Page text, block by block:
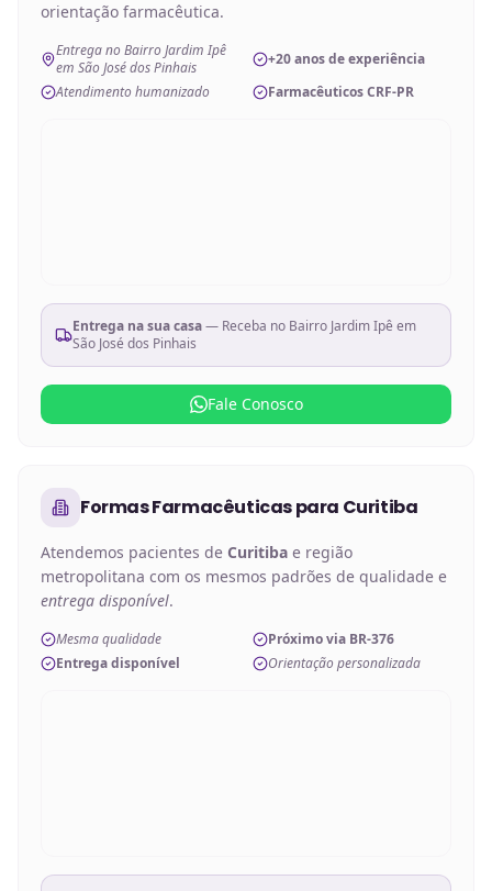
orientação farmacêutica.
Entrega no Bairro Jardim Ipê
em São José dos Pinhais
+20 anos de experiência
Atendimento humanizado
Farmacêuticos CRF-PR
Entrega na sua casa— Receba no Bairro Jardim Ipê em
São José dos Pinhais
Fale Conosco
Formas Farmacêuticaspara Curitiba
Atendemos pacientes de Curitiba e região
metropolitana com os mesmos padrões de qualidade e
entrega disponível.
Mesma qualidade
Próximo via BR-376
Entrega disponível
Orientação personalizada